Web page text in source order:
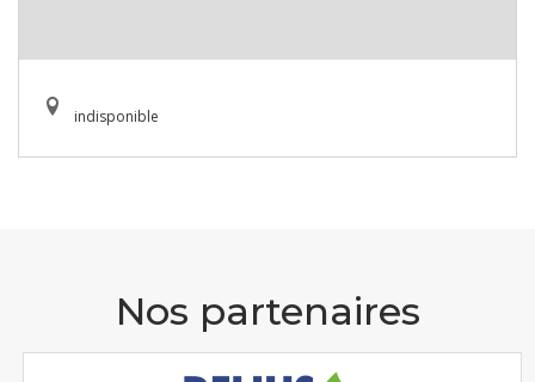
indisponible
Nos partenaires